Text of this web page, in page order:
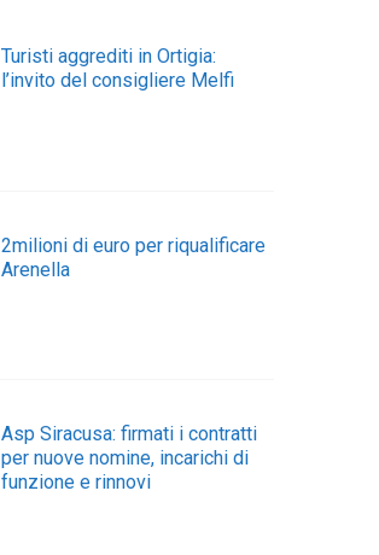
Turisti aggrediti in Ortigia:
l’invito del consigliere Melfi
2milioni di euro per riqualificare
Arenella
Asp Siracusa: firmati i contratti
per nuove nomine, incarichi di
funzione e rinnovi